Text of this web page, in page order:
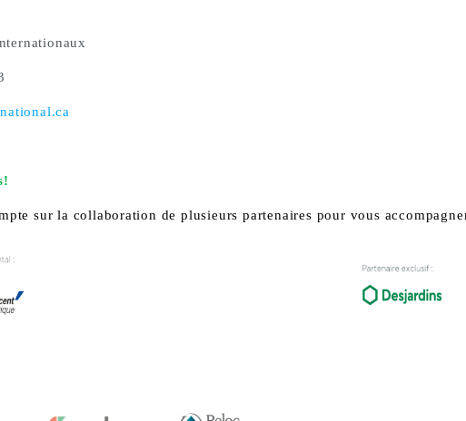
sur la collaboration de plusieurs partenaires pour vous